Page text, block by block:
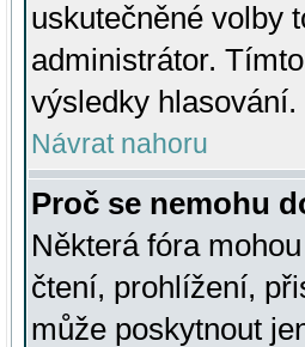
uskutečněné volby
administrátor.
výsledky hlasování.
Návrat nahoru
Proč se nemohu
Některá fóra
čtení, prohlížení,
může poskytnout